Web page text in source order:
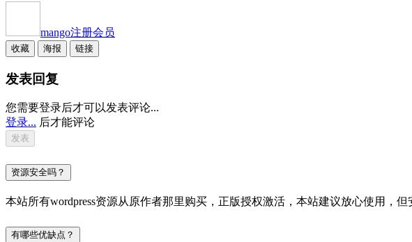
mango注册会员
收藏 海报 链接
发表回复
您需要登录后才可以发表评论...
登录... 后才能评论
资源安全吗？
本站所有wordpress资源从原作者那里购买，正版授权激活，本站建议放心使用，
有哪些优缺点？